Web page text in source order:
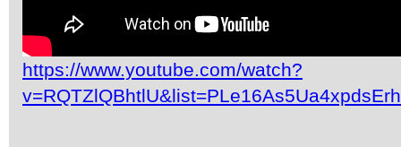
https://www.youtube.com/watch?